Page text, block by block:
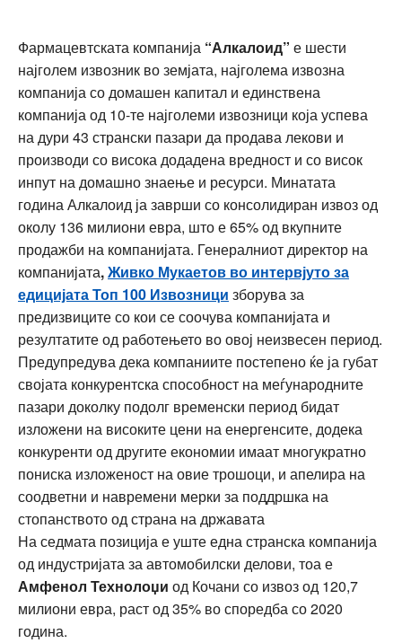
Фармацевтската компанија “Алкалоид” е шести
најголем извозник во земјата, најголема извозна
компанија со домашен капитал и единствена
компанија од 10-те најголеми извозници која успева
на дури 43 странски пазари да продава лекови и
производи со висока додадена вредност и со висок
инпут на домашно знаење и ресурси. Минатата
година Алкалоид ја заврши со консолидиран извоз од
околу 136 милиони евра, што е 65% од вкупните
продажби на компанијата. Генералниот директор на
компанијата,Живко Мукаетов во интервјуто за
едицијата Топ 100 Извозници зборува за
предизвиците со кои се соочува компанијата и
резултатите од работењето во овој неизвесен период.
Предупредува дека компаниите постепено ќе ја губат
својата конкурентска способност на меѓународните
пазари доколку подолг временски период бидат
изложени на високите цени на енергенсите, додека
конкуренти од другите економии имаат многукратно
пониска изложеност на овие трошоци, и апелира на
соодветни и навремени мерки за поддршка на
стопанството од страна на државата
На седмата позиција е уште една странска компанија
од индустријата за автомобилски делови, тоа е
Амфенол Технолоџи од Кочани со извоз од 120,7
милиони евра, раст од 35% во споредба со 2020
година.